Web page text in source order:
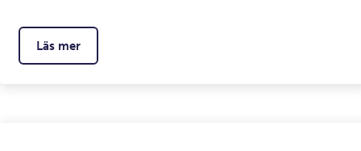
Läs mer